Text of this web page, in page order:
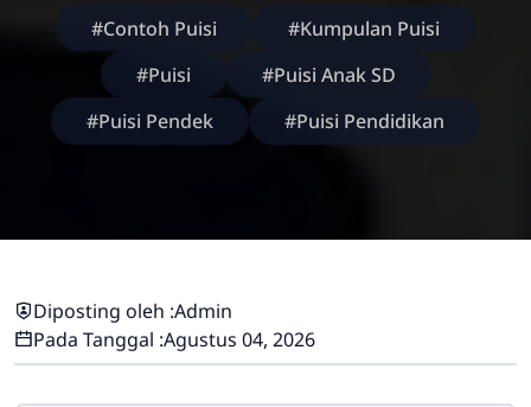
#Contoh Puisi
#Kumpulan Puisi
#Puisi
#Puisi Anak SD
#Puisi Pendek
#Puisi Pendidikan
Diposting oleh :Admin
Pada Tanggal :Agustus 04, 2026